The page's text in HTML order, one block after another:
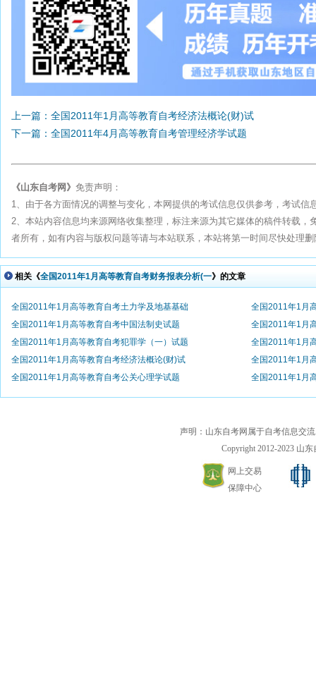
上一篇：全国2011年1月高等教育自考经济法概论(财)试
下一篇：全国2011年4月高等教育自考管理经济学试题
《山东自考网》 免责声明：
1、由于各方面情况的调整与变化，本网提供的考试信息仅供参考，考试信
2、本站内容信息均来源网络收集整理，标注来源为其它媒体的稿件转载，
者所有，如有内容与版权问题等请与本站联系，本站将第一时间尽快处理
相关《全国2011年1月高等教育自考财务报表分析(一》的文章
全国2011年1月高等教育自考土力学及地基基础
全国2011年1月
全国2011年1月高等教育自考中国法制史试题
全国2011年1月
全国2011年1月高等教育自考犯罪学（一）试题
全国2011年1月
全国2011年1月高等教育自考经济法概论(财)试
全国2011年1月
全国2011年1月高等教育自考公关心理学试题
全国2011年1月
声明：山东自考网属于自考信息交
Copyright 2012-2023 山
网上交易
保障中心